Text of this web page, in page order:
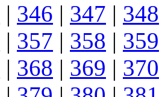
| 346 | 347 | 348
| 357 | 358 | 359
| 368 | 369 | 370